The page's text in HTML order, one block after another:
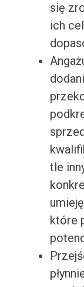
się
ich
tle
które